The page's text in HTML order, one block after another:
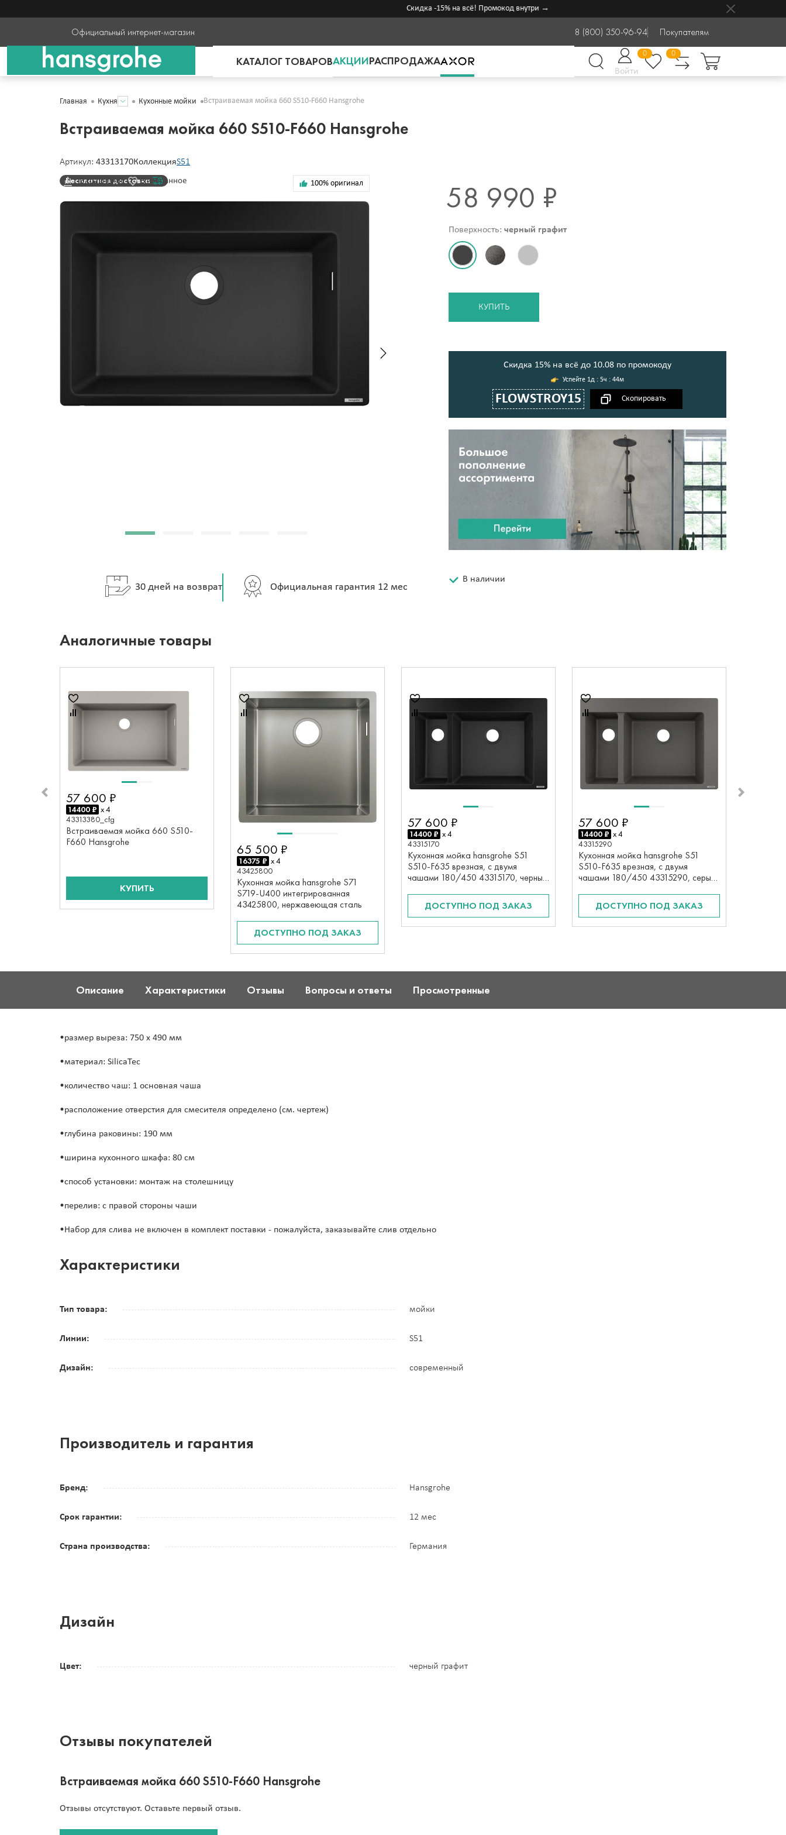
Скидка -15% на всё! Промокод внутри →
Официальный интернет-магазин 8 (800) 350-96-94 Покупателям
КАТАЛОГ ТОВАРОВАКЦИИРАСПРОДАЖА
Войти
0 0
Главная Кухня Кухонные мойки Встраиваемая мойка 660 S510-F660 Hansgrohe
Встраиваемая мойка 660 S510-F660 Hansgrohe
Артикул: 43313170КоллекцияS51
В сравнение В избранное
Бесплатная доставка 100% оригинал
30 дней на возврат Официальная гарантия 12 мес
58 990 ₽
Поверхность: черный графит
КУПИТЬ
Cкидка 15% на всё до 10.08 по промокоду
FLOWSTROY15
1д : 5ч : 44м
В наличии
Аналогичные товары
57 600 ₽
14400 ₽ x 4
43313380_cfg
Встраиваемая мойка 660 S510-
F660 Hansgrohe
КУПИТЬ
65 500 ₽
16375 ₽ x 4
43425800
Кухонная мойка hansgrohe S71
S719-U400 интегрированная
43425800, нержавеющая сталь
ДОСТУПНО ПОД ЗАКАЗ
57 600 ₽
14400 ₽ x 4
43315170
Кухонная мойка hansgrohe S51
S510-F635 врезная, с двумя
чашами 180/450 43315170, черный
ДОСТУПНО ПОД ЗАКАЗ
57 600 ₽
14400 ₽ x 4
43315290
Кухонная мойка hansgrohe S51
S510-F635 врезная, с двумя
чашами 180/450 43315290, серый
ДОСТУПНО ПОД ЗАКАЗ
Описание Характеристики Отзывы Вопросы и ответы Просмотренные
•размер выреза: 750 x 490 мм
•материал: SilicaTec
•количество чаш: 1 основная чаша
•расположение отверстия для смесителя определено (см. чертеж)
•глубина раковины: 190 мм
•ширина кухонного шкафа: 80 см
•способ установки: монтаж на столешницу
•перелив: с правой стороны чаши
•Набор для слива не включен в комплект поставки - пожалуйста, заказывайте слив отдельно
Характеристики
Тип товара: мойки
Линии: S51
Дизайн: современный
Производитель и гарантия
Бренд: Hansgrohe
Срок гарантии: 12 мес
Страна производства: Германия
Дизайн
Цвет: черный графит
Отзывы покупателей
Встраиваемая мойка 660 S510-F660 Hansgrohe
Отзывы отсутствуют. Оставьте первый отзыв.